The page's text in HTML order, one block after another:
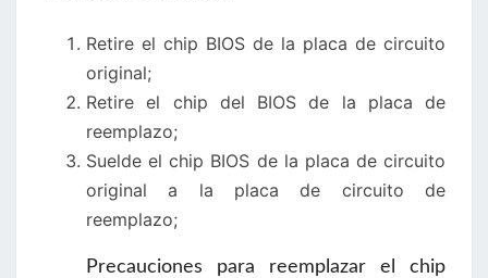
Retire el chip BIOS de la placa de circuito
original;
Retire el chip del BIOS de la placa de
reemplazo;
Suelde el chip BIOS de la placa de circuito
original a la placa de circuito de
reemplazo;
Precauciones para reemplazar el chip